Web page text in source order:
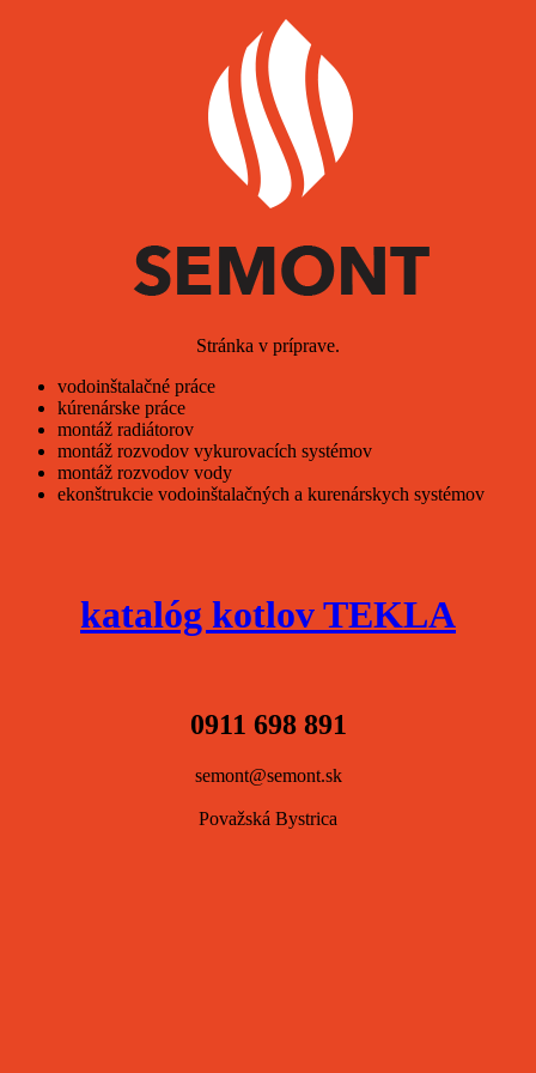
Stránka v príprave.
vodoinštalačné práce
kúrenárske práce
montáž radiátorov
montáž rozvodov vykurovacích systémov
montáž rozvodov vody
ekonštrukcie vodoinštalačných a kurenárskych systémov
katalóg kotlov TEKLA
0911 698 891
semont@semont.sk
Považská Bystrica